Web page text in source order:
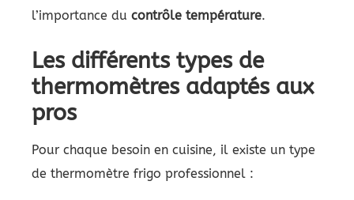
l’importance du contrôle température.
Les différents types de
thermomètres adaptés aux
pros
Pour chaque besoin en cuisine, il existe un type
de thermomètre frigo professionnel :